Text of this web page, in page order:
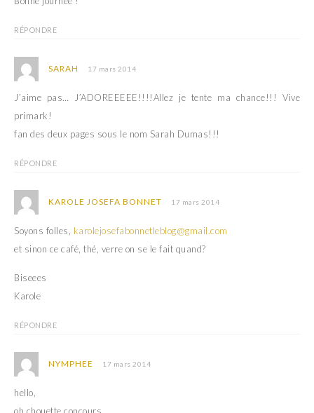
RÉPONDRE
SARAH 17 mars 2014
J’aime pas… J’ADOREEEEE!!!!Allez je tente ma chance!!! Vive
primark!
fan des deux pages sous le nom Sarah Dumas!!!
RÉPONDRE
KAROLE JOSEFA BONNET 17 mars 2014
Soyons folles, karolejosefabonnetleblog@gmail.com
et sinon ce café, thé, verre on se le fait quand?
Biseees
Karole
RÉPONDRE
NYMPHEE 17 mars 2014
hello,